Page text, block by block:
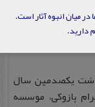
یکصدمین سال
پازوکی، موسسه
میان انبوه آثار است.
دارید.